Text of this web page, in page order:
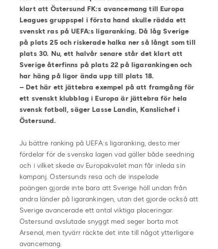
klart att Östersund FK:s avancemang till Europa
Leagues gruppspel i första hand skulle rädda ett
svenskt ras på UEFA:s ligaranking. Då låg Sverige
på plats 25 och riskerade halka ner så långt som till
plats 30. Nu, ett halvår senare står det klart att
Sverige återfinns på plats 22 på ligarankingen och
har häng på ligor ända upp till plats 18.
– Det här ett jättebra exempel på att framgång för
ett svenskt klubblag i Europa är jättebra för hela
svensk fotboll, säger Lasse Landin, Kanslichef i
Östersund.
Ju bättre ranking på UEFA:s ligaranking, desto mer
fördelar för de svenska lagen vad gäller både seedning
och i vilket skede av Europakvalet man får inleda sin
kampanj. Östersunds resa och de inspelade
poängen gjorde inte bara att Sverige höll undan från
andra länder på ligarankingen, utan det gjorde också att
Sverige avancerade ett antal viktiga placeringar.
Östersund avslutade snyggt med seger borta mot
Arsenal, men tyvärr räckte det inte till något ytterligare
avancemang.